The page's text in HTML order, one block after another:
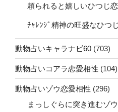
頼られると嬉しいひつじ
ﾁｬﾚﾝｼﾞ精神の旺盛なひつ
動物占いキャラナビ60 (703)
動物占いコアラ恋愛相性 (104)
動物占いゾウ恋愛相性 (296)
まっしぐらに突き進むゾ